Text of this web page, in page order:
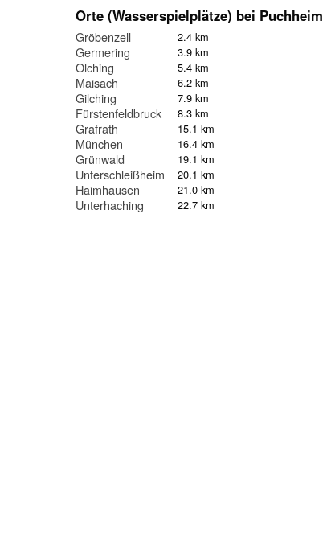
Orte (Wasserspielplätze) bei Puchheim
Gröbenzell 2.4 km
Germering 3.9 km
Olching 5.4 km
Maisach 6.2 km
Gilching 7.9 km
Fürstenfeldbruck 8.3 km
Grafrath 15.1 km
München 16.4 km
Grünwald 19.1 km
Unterschleißheim 20.1 km
Haimhausen 21.0 km
Unterhaching 22.7 km